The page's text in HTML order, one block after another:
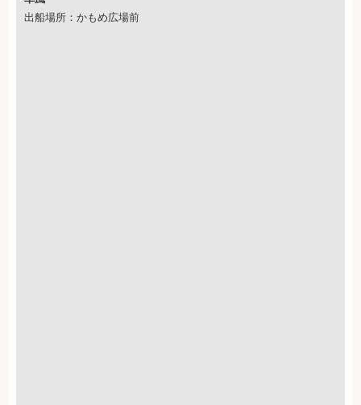
出船場所：かもめ広場前